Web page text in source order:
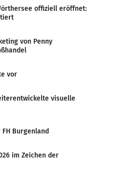
offiziell eröffnet:
von Penny
vor
visuelle
Burgenland
im Zeichen der